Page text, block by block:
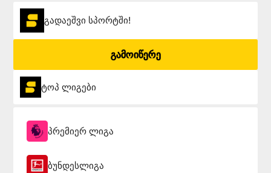
გადაეშვი სპორტში!
გამოიწერე
ტოპ ლიგები
პრემიერ ლიგა
ბუნდესლიგა